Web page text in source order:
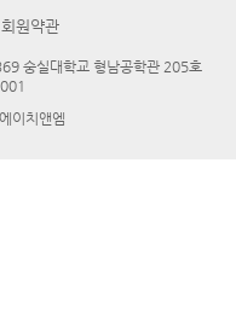
회원약관
숭실대학교 형남공학관 205호
이치앤엠